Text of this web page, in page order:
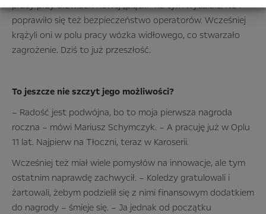
pracy przy drzwiach nowej „piątki” na tym wydziale. No i
poprawiło się też bezpieczeństwo operatorów. Wcześniej
krążyli oni w polu pracy wózka widłowego, co stwarzało
zagrożenie. Dziś to już przeszłość.
To jeszcze nie szczyt jego możliwości?
– Radość jest podwójna, bo to moja pierwsza nagroda
roczna – mówi Mariusz Schymczyk. – A pracuję już w Oplu
11 lat. Najpierw na Tłoczni, teraz w Karoserii.
Wcześniej też miał wiele pomysłów na innowacje, ale tym
ostatnim naprawdę zachwycił. – Koledzy gratulowali i
żartowali, żebym podzielił się z nimi finansowym dodatkiem
do nagrody – śmieje się. – Ja jednak od początku